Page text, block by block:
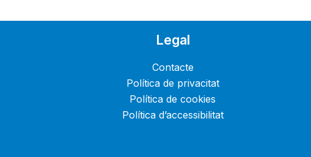
Legal
Contacte
Política de privacitat
Política de cookies
Política d’accessibilitat